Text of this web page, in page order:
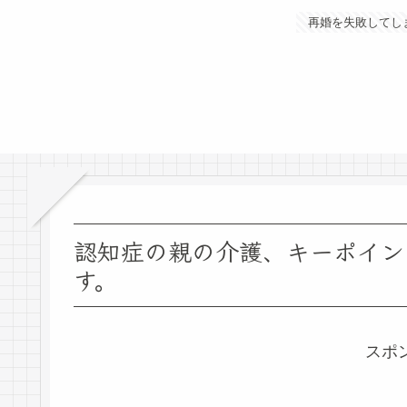
再婚を失敗してし
認知症の親の介護、キーポイ
す。
スポ